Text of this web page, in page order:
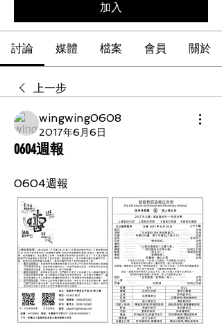
加入
討論 媒體 檔案 會員 關於
上一步
wingwing0608
2017年6月6日
0604週報
0604週報